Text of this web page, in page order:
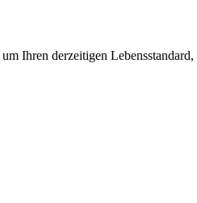
Ihren derzeitigen